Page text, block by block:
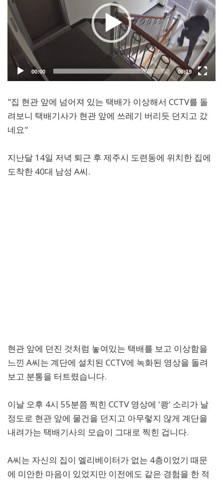
"집 현관 앞에 넘어져 있는 택배가 이상해서 CCTV를 돌
려보니 택배기사가 현관 앞에 쓰레기 버리듯 던지고 갔
네요"
지난달 14일 저녁 퇴근 후 제주시 도련동에 위치한 집에
도착한 40대 남성 A씨.
현관 앞에 던진 것처럼 놓여있는 택배를 보고 이상함을
느낀 A씨는 계단에 설치된 CCTV에 녹화된 영상을 돌려
보고 분통을 터트렸습니다.
이날 오후 4시 55분쯤 찍힌 CCTV 영상에 '쾅' 소리가 날
정도로 현관 앞에 물건을 던지고 아무렇지 않게 계단을
내려가는 택배기사의 모습이 그대로 찍힌 겁니다.
A씨는 자신의 집이 엘리베이터가 없는 4층이었기 때문
에 미안한 마음이 있었지만 이전에도 같은 경험을 한 적